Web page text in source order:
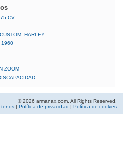
CV
HARLEY
1960
ZOOM
© 2026 armanax.com. All Rights Reserved.
| Política de privacidad | Política de cookies